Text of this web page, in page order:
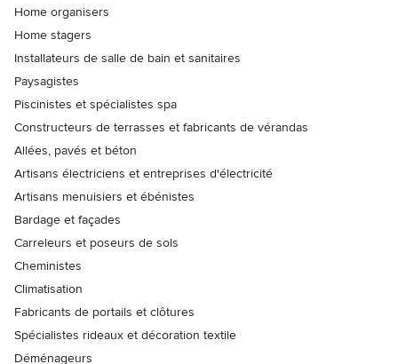
Home organisers
Home stagers
Installateurs de salle de bain et sanitaires
Paysagistes
Piscinistes et spécialistes spa
Constructeurs de terrasses et fabricants de vérandas
Allées, pavés et béton
Artisans électriciens et entreprises d'électricité
Artisans menuisiers et ébénistes
Bardage et façades
Carreleurs et poseurs de sols
Cheministes
Climatisation
Fabricants de portails et clôtures
Spécialistes rideaux et décoration textile
Déménageurs